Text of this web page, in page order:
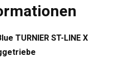
TURNIER ST-LINE X